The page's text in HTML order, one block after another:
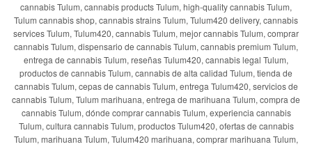
cannabis Tulum, cannabis products Tulum, high-quality cannabis Tulum,
Tulum cannabis shop, cannabis strains Tulum, Tulum420 delivery, cannabis
services Tulum, Tulum420, cannabis Tulum, mejor cannabis Tulum, comprar
cannabis Tulum, dispensario de cannabis Tulum, cannabis premium Tulum,
entrega de cannabis Tulum, reseñas Tulum420, cannabis legal Tulum,
productos de cannabis Tulum, cannabis de alta calidad Tulum, tienda de
cannabis Tulum, cepas de cannabis Tulum, entrega Tulum420, servicios de
cannabis Tulum, Tulum marihuana, entrega de marihuana Tulum, compra de
cannabis Tulum, dónde comprar cannabis Tulum, experiencia cannabis
Tulum, cultura cannabis Tulum, productos Tulum420, ofertas de cannabis
Tulum, marihuana Tulum, Tulum420 marihuana, comprar marihuana Tulum,